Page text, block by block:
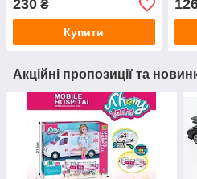
230 ₴
Купити
Акційні пропозиції та